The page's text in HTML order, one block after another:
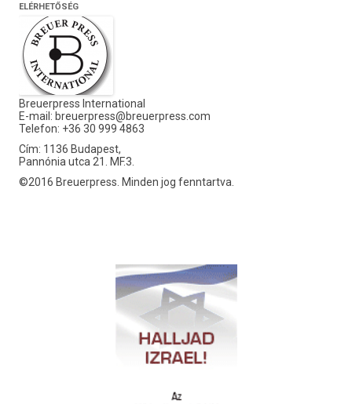
ELÉRHETŐSÉG
Breuerpress International
E-mail: breuerpress@breuerpress.com
Telefon: +36 30 999 4863
Cím: 1136 Budapest,
Pannónia utca 21. MF.3.
©2016 Breuerpress. Minden jog fenntartva.